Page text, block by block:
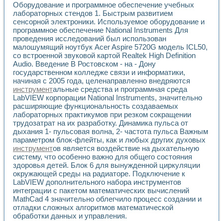
Система сбора данных и управления процессом
Управление температурой газовой среды специальной
Разработка программного обеспечения с
Использование технологий NATIONAL INSTRUMENTS
Оборудование для промышленной термотрансферной
Автоматизация реометрических исследований на базе
Применение измерителя иммитанса для исследова¬ния
Исследование электромагнитных переходных процессов
Стенд для исследования электрических переходных
Автоматизация контроля сварных швов на базе
Измерительный контроль с применением
Моделирование надежности и эффективности систем
Лабораторные практикумы и учебные стенды
Автоматизация лабораторного стенда по измерению
Автоматизированные лабораторные комплексы для
Виртуальный прибор для исследования нелинейных
Использование виртуальных приборов в процесе
Использование программ ELECTRONICS WORKBENCH-
Лабораторный практикум по дисциплине «Цифровые
Лабораторный практикум по ИНС на основе LabVIEW
Лабораторный практикум по основам теории коммутации
Опыт использования NI LabVIEW для создания
Применение LabVIEW для исследования течения в
Оборудование и программное обеспечение учебных
лабораторных стендов 1. Быстрым развитием
сенсорной электроники. Используемое оборудование и
программное обеспечение National Instruments Для
проведения исследований был использован
малошумящий ноутбук Acer Aspire 5720G модель ICL50,
со встроенной звуковой картой Realtek High Definition
Audio. Введение В Ростовском - на - Дону
государственном колледже связи и информатики,
начиная с 2005 года, целенаправленно внедряются
инструментальные средства и программная среда
LabVIEW корпорации National Instruments, значительно
расширяющие функциональность создаваемых
лабораторных практикумов при резком сокращении
трудозатрат на их разработку. Динамика пульса от
дыхания 1- пульсовая волна, 2- частота пульса Важным
параметром блок-флейты, как и любых других духовых
инструментов является воздействие на дыхательную
систему, что особенно важно для общего состояния
здоровья детей. Блок 6 для вынужденной циркуляции
окружающей среды на радиаторе. Подключение к
LabVIEW дополнительного набора инструментов
интеграции с пакетом математических вычислений
MathCad 4 значительно облегчило процесс создании и
отладки сложных алгоритмов математической
обработки данных и управления.